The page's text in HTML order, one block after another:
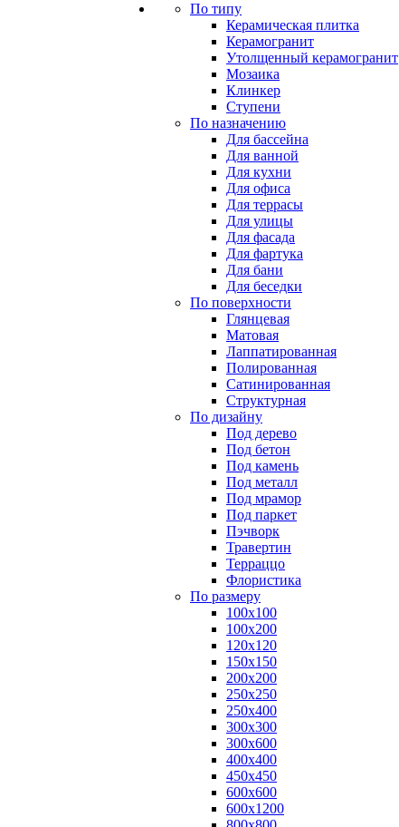
По типу
Керамическая плитка
Керамогранит
Утолщенный керамогранит
Мозаика
Клинкер
Ступени
По назначению
Для бассейна
Для ванной
Для кухни
Для офиса
Для террасы
Для улицы
Для фасада
Для фартука
Для бани
Для беседки
По поверхности
Глянцевая
Матовая
Лаппатированная
Полированная
Сатинированная
Структурная
По дизайну
Под дерево
Под бетон
Под камень
Под металл
Под мрамор
Под паркет
Пэчворк
Травертин
Терраццо
Флористика
По размеру
100х100
100х200
120х120
150х150
200х200
250х250
250х400
300х300
300х600
400х400
450х450
600х600
600х1200